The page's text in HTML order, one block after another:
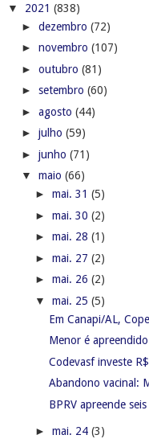
▼ 2021 (838)
► dezembro (72)
► novembro (107)
► outubro (81)
► setembro (60)
► agosto (44)
► julho (59)
► junho (71)
▼ maio (66)
► mai. 31 (5)
► mai. 30 (2)
► mai. 28 (1)
► mai. 27 (2)
► mai. 26 (2)
▼ mai. 25 (5)
Em Canapi/AL,
Menor é
Codevasf investe
Abandono vacinal:
BPRV apreende
► mai. 24 (3)